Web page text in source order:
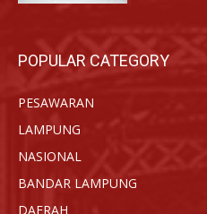
POPULAR CATEGORY
PESAWARAN
LAMPUNG
NASIONAL
BANDAR LAMPUNG
DAERAH